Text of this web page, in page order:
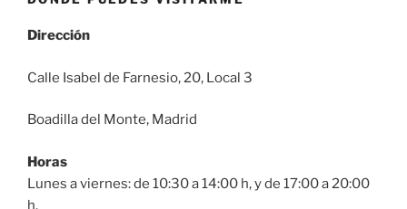
Dirección
Calle Isabel de Farnesio, 20, Local 3
Boadilla del Monte, Madrid
Horas
Lunes a viernes: de 10:30 a 14:00 h, y de 17:00 a 20:00
h.